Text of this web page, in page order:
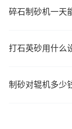
碎石制砂机一天
打石英砂用什么
制砂对辊机多少